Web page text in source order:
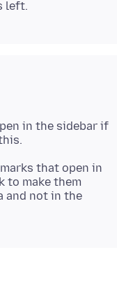
in the sidebar if
that open in
to make them
and not in the